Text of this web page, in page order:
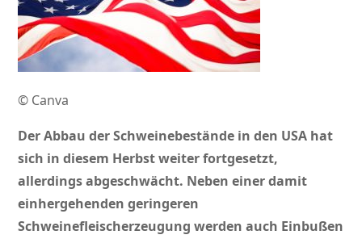
© Canva
Der Abbau der Schweinebestände in den USA hat
sich in diesem Herbst weiter fortgesetzt,
allerdings abgeschwächt. Neben einer damit
einhergehenden geringeren
Schweinefleischerzeugung werden auch Einbußen